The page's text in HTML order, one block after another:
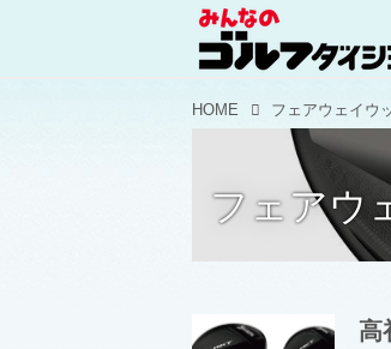
HOME フェアウェイウ
フェアウ
高